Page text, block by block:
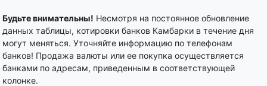
Будьте внимательны! Несмотря на постоянное обновление
данных таблицы, котировки банков Камбарки в течение дня
могут меняться. Уточняйте информацию по телефонам
банков! Продажа валюты или ее покупка осуществляется
банками по адресам, приведенным в соответствующей
колонке.